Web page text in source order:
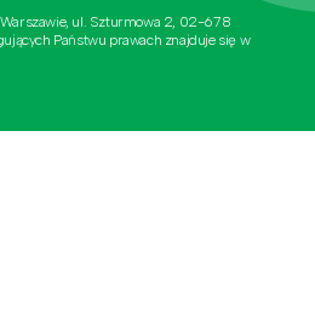
ul. Szturmowa 2, 02-678
Państwu prawach znajduje się w